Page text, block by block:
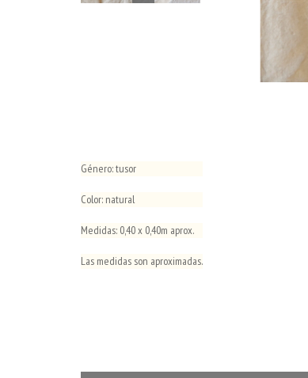
Género: tusor
Color: natural
Medidas: 0,40 x 0,40m aprox.
Las medidas son aproximadas.